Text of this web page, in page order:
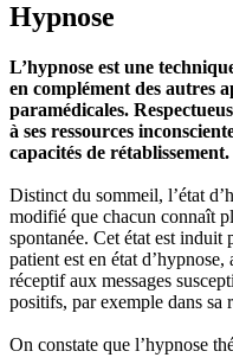
Hypnose
L’hypnose est une
en complément des autres
paramédicales.
à ses ressources
capacités de rétablissement.
Distinct du sommeil, l’état
modifié que chacun connaît
spontanée. Cet état est
patient est en état
réceptif aux messages
positifs, par exemple dans sa
On constate que l’hypnose